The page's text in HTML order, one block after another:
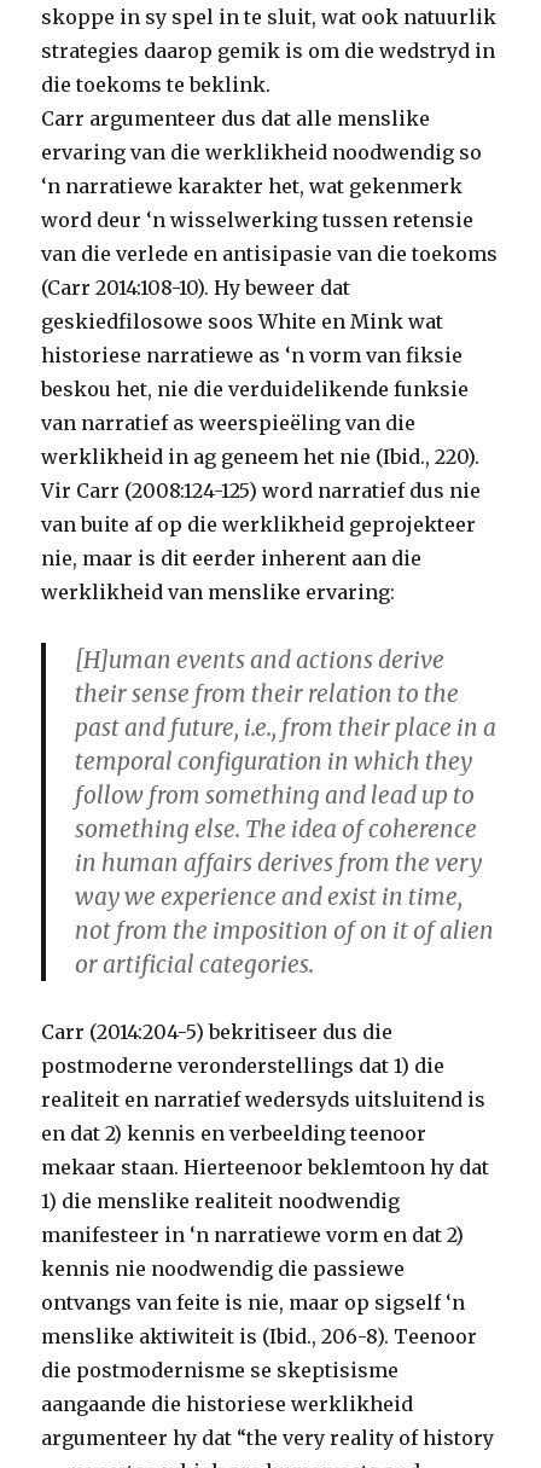
skoppe in sy spel in te sluit, wat ook natuurlik
strategies daarop gemik is om die wedstryd in
die toekoms te beklink.
Carr argumenteer dus dat alle menslike
ervaring van die werklikheid noodwendig so
‘n narratiewe karakter het, wat gekenmerk
word deur ‘n wisselwerking tussen retensie
van die verlede en antisipasie van die toekoms
(Carr 2014:108-10). Hy beweer dat
geskiedfilosowe soos White en Mink wat
historiese narratiewe as ‘n vorm van fiksie
beskou het, nie die verduidelikende funksie
van narratief as weerspieëling van die
werklikheid in ag geneem het nie (Ibid., 220).
Vir Carr (2008:124-125) word narratief dus nie
van buite af op die werklikheid geprojekteer
nie, maar is dit eerder inherent aan die
werklikheid van menslike ervaring:
[H]uman events and actions derive
their sense from their relation to the
past and future, i.e., from their place in a
temporal configuration in which they
follow from something and lead up to
something else. The idea of coherence
in human affairs derives from the very
way we experience and exist in time,
not from the imposition of on it of alien
or artificial categories.
Carr (2014:204-5) bekritiseer dus die
postmoderne veronderstellings dat 1) die
realiteit en narratief wedersyds uitsluitend is
en dat 2) kennis en verbeelding teenoor
mekaar staan. Hierteenoor beklemtoon hy dat
1) die menslike realiteit noodwendig
manifesteer in ‘n narratiewe vorm en dat 2)
kennis nie noodwendig die passiewe
ontvangs van feite is nie, maar op sigself ‘n
menslike aktiwiteit is (Ibid., 206-8). Teenoor
die postmodernisme se skeptisisme
aangaande die historiese werklikheid
argumenteer hy dat “the very reality of history